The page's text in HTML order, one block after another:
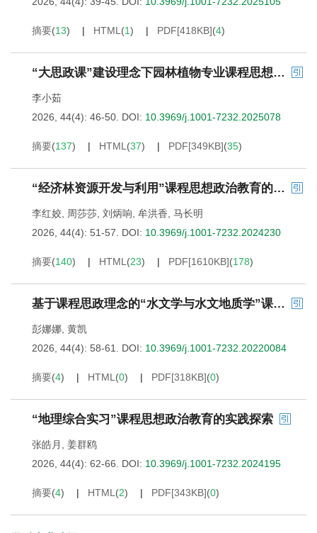
摘要(13) HTML (1) PDF[418KB](4)
“大思政课”建设理念下园林植物专业课程思想政治教学实践
李小茹
2026, 44(4): 46-50. DOI: 10.3969/j.1001-7232.2025078
摘要(137) HTML (37) PDF[349KB](35)
“经济林资源开发与利用”课程思想政治教育的实践探索
李红姣 周莎莎 刘炳响 牟洪香 马长明
2026, 44(4): 51-57.
DOI: 10.3969/j.1001-7232.2024230
摘要(140) HTML (23) PDF[1610KB](178)
基于课程思政理念的“水文学与水文地质学”课程教学改革探索
彭娜娜 黄凯
2026, 44(4): 58-61.
DOI: 10.3969/j.1001-7232.20220084
摘要(4) HTML (0) PDF[318KB](0)
“地理综合实习”课程思想政治教育的实践探索
张皓月
姜群鸥
2026, 44(4): 62-66.
DOI: 10.3969/j.1001-7232.2024195
摘要(4) HTML (2) PDF[343KB](0)